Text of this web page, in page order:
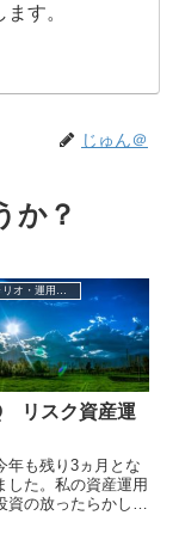
す。
じゅん＠
か？
リスク資産運
年も残り3ヵ月とな
した。私の資産運用
資の放ったらかしス